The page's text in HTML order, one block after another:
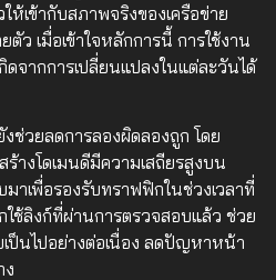
ห้เข้ากับสภาพจริงของเครือข่าย
ว เมื่อเข้าใจหลักการนี้ การใช้งาน
จากการเปลี่ยนแปลงในแต่ละวันได้
ช่วยลดการลองผิดลองถูก โดย
ร้างโดเมนดีมีความเสถียรสูงบน
าเพื่อรองรับทราฟฟิกในช่วงเวลาที่
ช้ลิงก์ที่ผ่านการตรวจสอบแล้ว ช่วย
เป็นไปอย่างต่อเนื่อง ลดปัญหาหน้า
ง